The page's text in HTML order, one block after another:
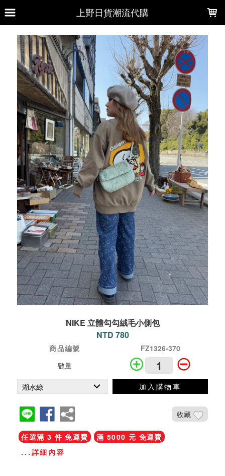
上野日貨潮流代購
NIKE 立體勾勾絨毛小側包
NTD 780
商品編號
FZ1326-370
數量
加入購物車
收藏
任選滿 3 件 免運費
滿 5000 元 免運費
...詳細內容